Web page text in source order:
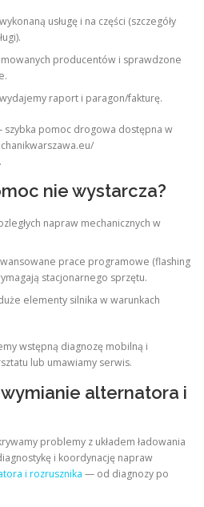
usługę i na części (szczegóły
producentów i sprawdzone
raport i paragon/fakturę.
szybka pomoc drogowa dostępna w
nie wystarcza?
napraw mechanicznych w
prace programowe (flashing
stacjonarnego sprzętu.
elementy silnika w warunkach
wstępną diagnozę mobilną i
lub umawiamy serwis.
alternatora i
problemy z układem ładowania
i koordynację napraw
i rozrusznika — od diagnozy po